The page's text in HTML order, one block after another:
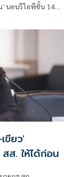
นอนวีไอพีชั้น 14
ขียว'
สส. ให้ได้ก่อน